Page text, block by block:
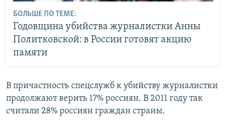
БОЛЬШЕ ПО ТЕМЕ:
Годовщина убийства журналистки Анны
Политковской: в России готовят акцию
памяти
В причастность спецслужб к убийству журналистки
продолжают верить 17% россиян. В 2011 году так
считали 28% россиян граждан страны.